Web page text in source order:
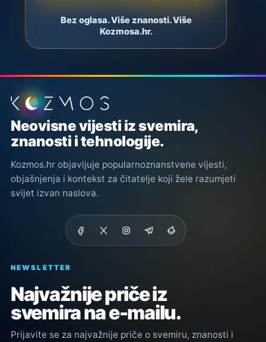
Bez oglasa. Više znanosti. Više
Kozmosa.hr.
Podnožje stranice
Neovisne vijesti iz svemira,
znanosti i tehnologije.
Kozmos.hr objavljuje popularnoznanstvene vijesti,
objašnjenja i kontekst za čitatelje koji žele razumjeti
svijet izvan naslova.
NEWSLETTER
Najvažnije priče iz
svemira na e-mailu.
Prijavite se za najvažnije priče o svemiru, znanosti i